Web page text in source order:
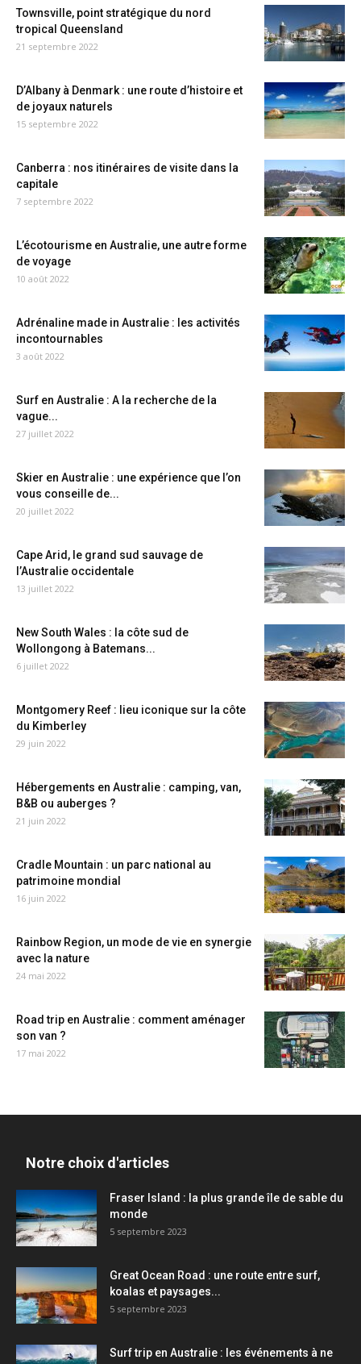
Townsville, point stratégique du nord
tropical Queensland
21 septembre 2022
D’Albany à Denmark : une route d’histoire et
de joyaux naturels
15 septembre 2022
Canberra : nos itinéraires de visite dans la
capitale
7 septembre 2022
L’écotourisme en Australie, une autre forme
de voyage
10 août 2022
Adrénaline made in Australie : les activités
incontournables
3 août 2022
Surf en Australie : A la recherche de la
vague...
27 juillet 2022
Skier en Australie : une expérience que l’on
vous conseille de...
20 juillet 2022
Cape Arid, le grand sud sauvage de
l’Australie occidentale
13 juillet 2022
New South Wales : la côte sud de
Wollongong à Batemans...
6 juillet 2022
Montgomery Reef : lieu iconique sur la côte
du Kimberley
29 juin 2022
Hébergements en Australie : camping, van,
B&B ou auberges ?
21 juin 2022
Cradle Mountain : un parc national au
patrimoine mondial
16 juin 2022
Rainbow Region, un mode de vie en synergie
avec la nature
24 mai 2022
Road trip en Australie : comment aménager
son van ?
17 mai 2022
Notre choix d'articles
Fraser Island : la plus grande île de sable du
monde
5 septembre 2023
Great Ocean Road : une route entre surf,
koalas et paysages...
5 septembre 2023
Surf trip en Australie : les événements à ne